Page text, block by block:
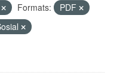
Formats:
PDF